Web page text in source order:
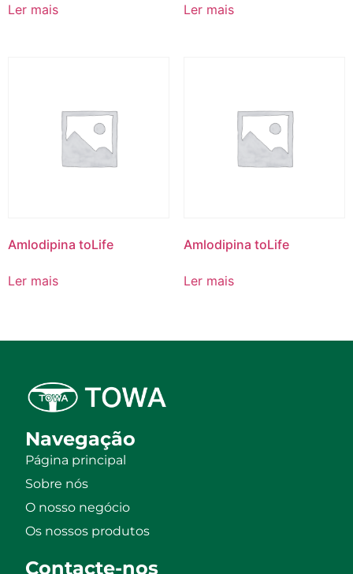
Ler mais Ler mais
Amlodipina toLife
Ler mais
Amlodipina toLife
Ler mais
Navegação
Página principal
Sobre nós
O nosso negócio
Os nossos produtos
Contacte-nos